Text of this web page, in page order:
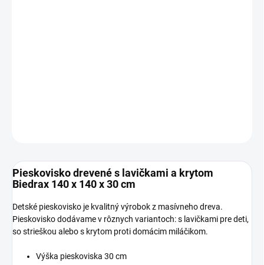
Pieskovisko drevené s lavičkami a krytom
Biedrax 140 x 140 x 30 cm
Detské pieskovisko je kvalitný výrobok z masívneho dreva.
Pieskovisko dodávame v rôznych variantoch: s lavičkami pre deti,
so strieškou alebo s krytom proti domácim miláčikom.
Výška pieskoviska 30 cm